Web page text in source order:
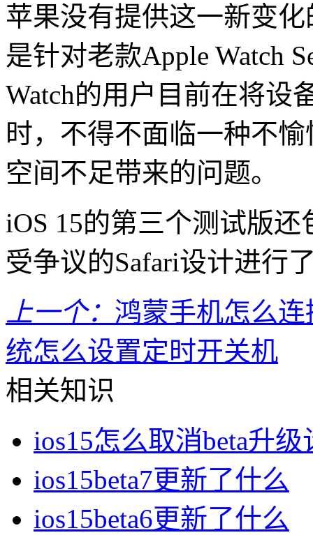
苹果没有提供这一新变
是针对老款Apple Watch
Watch的用户目前在将设
时，不得不面临一种不
空间不足带来的问题。
‌iOS 15‌的第三个测试版
受争议的Safari设计进行
上一个： 鸿蒙手机怎么
统怎么设置定时开关机
相关知识
ios15怎么取消beta升级
ios15beta7更新了什么
ios15beta6更新了什么